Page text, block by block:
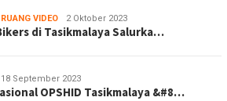
RUANG VIDEO 2 Oktober 2023
di Tasikmalaya Salurka…
18 September 2023
OPSHID Tasikmalaya &#8…